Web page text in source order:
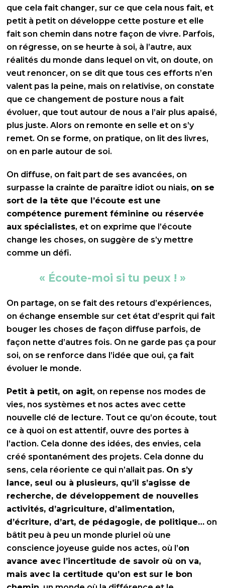
que cela fait changer, sur ce que cela nous fait, et
petit à petit on développe cette posture et elle
fait son chemin dans notre façon de vivre. Parfois,
on régresse, on se heurte à soi, à l’autre, aux
réalités du monde dans lequel on vit, on doute, on
veut renoncer, on se dit que tous ces efforts n’en
valent pas la peine, mais on relativise, on constate
que ce changement de posture nous a fait
évoluer, que tout autour de nous a l’air plus apaisé,
plus juste. Alors on remonte en selle et on s’y
remet. On se forme, on pratique, on lit des livres,
on en parle autour de soi.
On diffuse, on fait part de ses avancées, on
surpasse la crainte de paraître idiot ou niais, on se
sort de la tête que l’écoute est une
compétence purement féminine ou réservée
aux spécialistes, et on exprime que l’écoute
change les choses, on suggère de s’y mettre
comme un défi.
« Écoute-moi si tu peux ! »
On partage, on se fait des retours d’expériences,
on échange ensemble sur cet état d’esprit qui fait
bouger les choses de façon diffuse parfois, de
façon nette d’autres fois. On ne garde pas ça pour
soi, on se renforce dans l’idée que oui, ça fait
évoluer le monde.
Petit à petit, on agit, on repense nos modes de
vies, nos systèmes et nos actes avec cette
nouvelle clé de lecture. Tout ce qu’on écoute, tout
ce à quoi on est attentif, ouvre des portes à
l’action. Cela donne des idées, des envies, cela
créé spontanément des projets. Cela donne du
sens, cela réoriente ce qui n’allait pas. On s’y
lance, seul ou à plusieurs, qu’il s’agisse de
recherche, de développement de nouvelles
activités, d’agriculture, d’alimentation,
d’écriture, d’art, de pédagogie, de politique… on
bâtit peu à peu un monde pluriel où une
conscience joyeuse guide nos actes, où l’on
avance avec l’incertitude de savoir où on va,
mais avec la certitude qu’on est sur le bon